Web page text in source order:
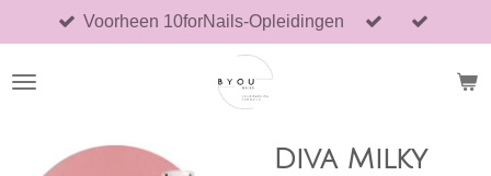
direct
naar
Voorheen 10forNails-Opleidingen
Diva Milky